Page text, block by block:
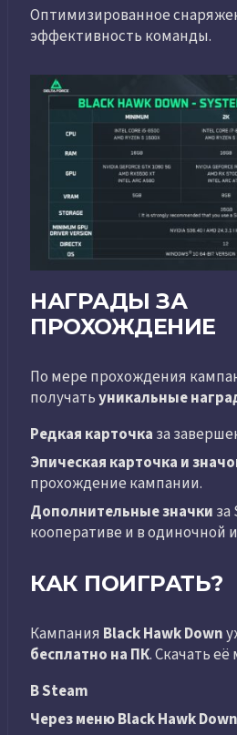
Оптимизированное
эффективность команды.
НАГРАДЫ ЗА
ПРОХОЖДЕНИЕ
По мере прохождения
получатьуникальные
Редкая карточка за
Эпическая карточка и
прохождение кампании.
Дополнительные значки за
кооперативе и в одиночной
КАК ПОИГРАТЬ?
Кампания Black Hawk Down
бесплатно на ПК. Скачать
В Steam
Через меню Black Hawk